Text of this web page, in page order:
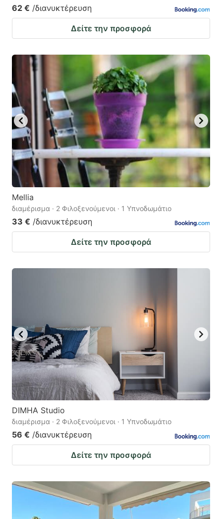
62 € /διανυκτέρευση
Δείτε την προσφορά
Mellia
διαμέρισμα · 2 Φιλοξενούμενοι · 1 Υπνοδωμάτιο
33 € /διανυκτέρευση
Δείτε την προσφορά
DIMHA Studio
διαμέρισμα · 2 Φιλοξενούμενοι · 1 Υπνοδωμάτιο
56 € /διανυκτέρευση
Δείτε την προσφορά